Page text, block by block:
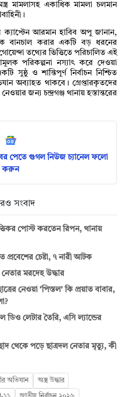
মামলাসহ একাধিক মামলা চলমান
ক্যাপ্টেন আরমান হাবিব অপু জানান,
বানচাল করার একটি বড় ধরনের
তথ্যের ভিত্তিতে পরিচালিত এই
পরিকল্পনা নস্যাৎ করে দেওয়া
সুষ্ঠু ও শান্তিপূর্ণ নির্বাচন নিশ্চিত
অব্যাহত থাকবে। গ্রেপ্তারকৃতদের
জন্য চন্দ্রগঞ্জ থানায় হস্তান্তরের
পেতে গুগল নিউজ চ্যানেল ফলো
করুন
সংবাদ
পোস্ট করতেন রিপন, থানায়
প্রবেশের চেষ্টা, ৭ নারী আটক
মরদেহ উদ্ধার
নেওয়া ‘পিস্তল’ কি প্রয়াত বাবার,
ডিও লেটার তৈরি, এসি ল্যান্ডের
থেকে পড়ে ছাত্রদল নেতার মৃত্যু, কী
অভিযান অস্ত্র উদ্ধার